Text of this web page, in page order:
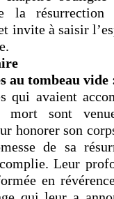
la
invite à saisir
au tombeau vide
qui avaient
mort sont
honorer son
de sa
Leur
en